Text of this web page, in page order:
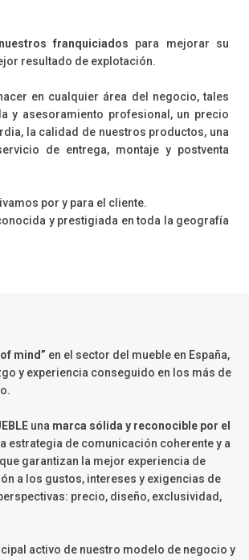
franquiciados para mejorar su
resultado de explotación.
en cualquier área del negocio, tales
y asesoramiento profesional, un precio
la calidad de nuestros productos, una
de entrega, montaje y postventa
por y para el cliente.
y prestigiada en toda la geografía
mind” en el sector del mueble en España,
y experiencia conseguido en los más de
una marca sólida y reconocible por el
estrategia de comunicación coherente y a
garantizan la mejor experiencia de
a los gustos, intereses y exigencias de
precio, diseño, exclusividad,
activo de nuestro modelo de negocio y